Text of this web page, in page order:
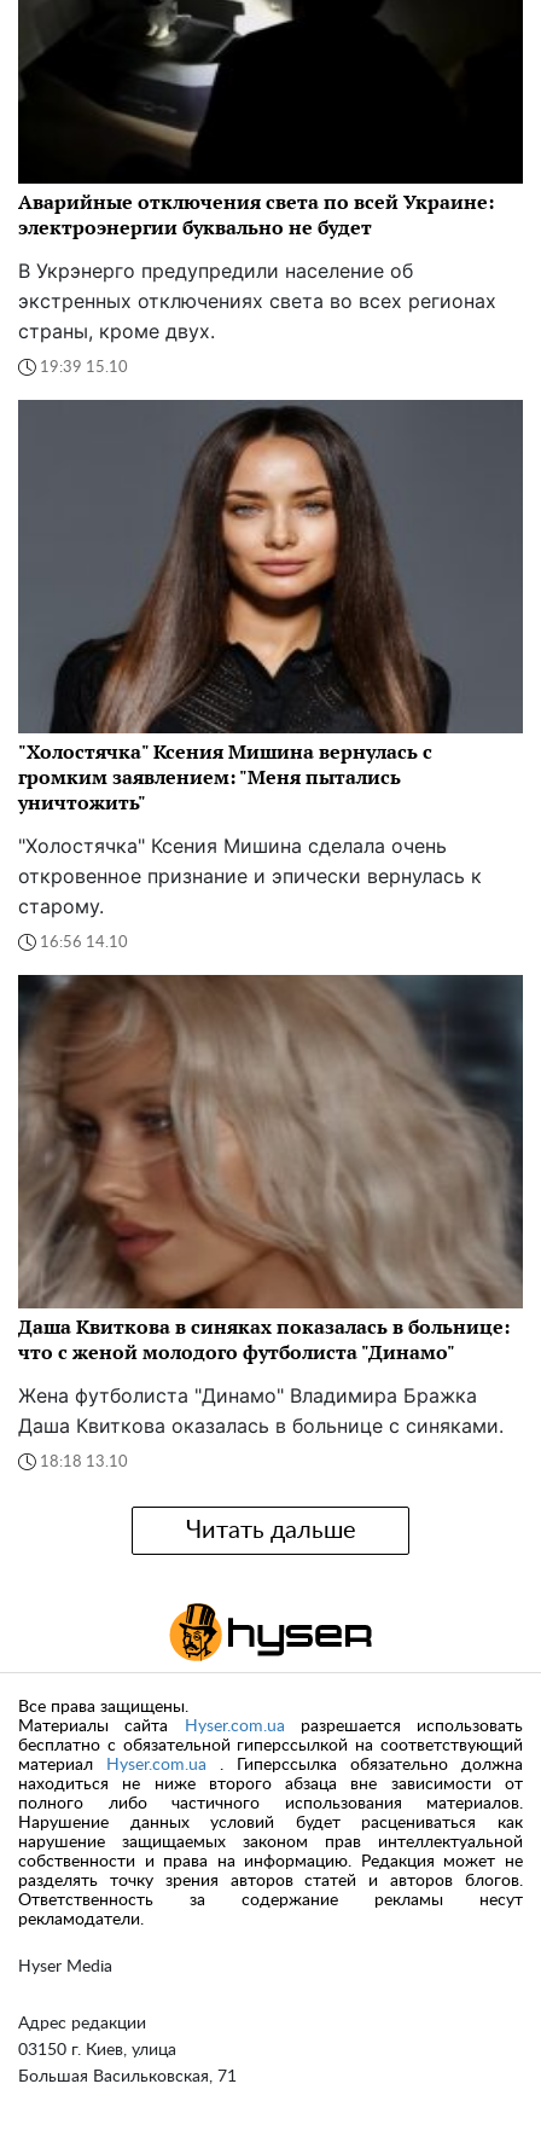
Аварийные отключения света по всей Украине:
электроэнергии буквально не будет
В Укрэнерго предупредили население об
экстренных отключениях света во всех регионах
страны, кроме двух.
19:39 15.10
"Холостячка" Ксения Мишина вернулась с
громким заявлением: "Меня пытались
уничтожить"
"Холостячка" Ксения Мишина сделала очень
откровенное признание и эпически вернулась к
старому.
16:56 14.10
Даша Квиткова в синяках показалась в больнице:
что с женой молодого футболиста "Динамо"
Жена футболиста "Динамо" Владимира Бражка
Даша Квиткова оказалась в больнице с синяками.
18:18 13.10
Читать дальше
Hyser Media
Адрес редакции
03150 г. Киев, улица
Большая Васильковская, 71
Все права защищены.
Материалы сайта
Hyser.com.ua разрешается использовать
бесплатно с обязательной гиперссылкой на соответствующий
материал
Hyser.com.ua . Гиперссылка обязательно должна
находиться не ниже второго абзаца вне зависимости от
полного либо частичного использования материалов.
Нарушение данных условий будет расцениваться как
нарушение защищаемых законом прав интеллектуальной
собственности и права на информацию. Редакция может не
разделять точку зрения авторов статей и авторов блогов.
Ответственность за содержание рекламы несут
рекламодатели.